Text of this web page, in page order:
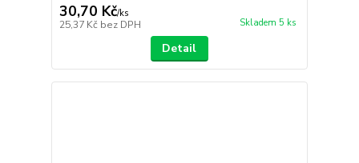
30,70 Kč/ks
25,37 Kč bez DPH Skladem 5 ks
Detail